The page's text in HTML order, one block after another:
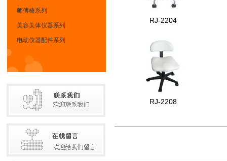
师傅椅系列
美容美体仪器系列
电动仪器配件系列
RJ-2204
RJ-2208